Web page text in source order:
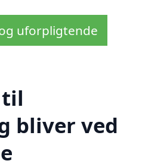
uforpligtende
bliver ved